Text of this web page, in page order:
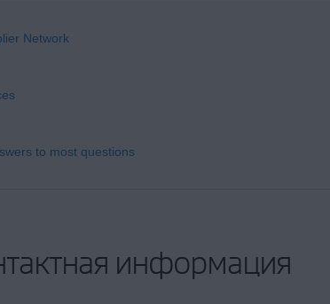
Network
to most questions
информация